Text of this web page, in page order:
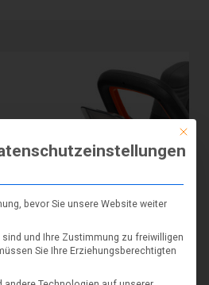
Mit
bevor Sie unsere Website weiter
sind und Ihre Zustimmung zu freiwilligen
Sie Ihre Erziehungsberechtigten